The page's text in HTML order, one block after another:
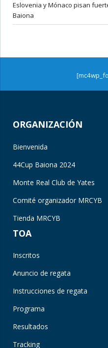
Eslovenia y Mónaco pisan
Baiona
ORGANIZACIÓN
Bienvenida
44Cup Baiona 2024
Monte Real Club de Yates
Comité organizador MRCYB
Tienda MRCYB
TOA
Inscritos
Anuncio de regata
Instrucciones de regata
Programa
Resultados
Tracking